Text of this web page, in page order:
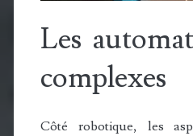
Les
complexes
Côté robotique, les